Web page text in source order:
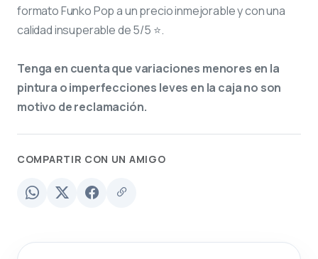
formato Funko Pop a un precio inmejorable y con una
calidad insuperable de 5/5 ⭐.
Tenga en cuenta que variaciones menores en la
pintura o imperfecciones leves en la caja no son
motivo de reclamación.
COMPARTIR CON UN AMIGO